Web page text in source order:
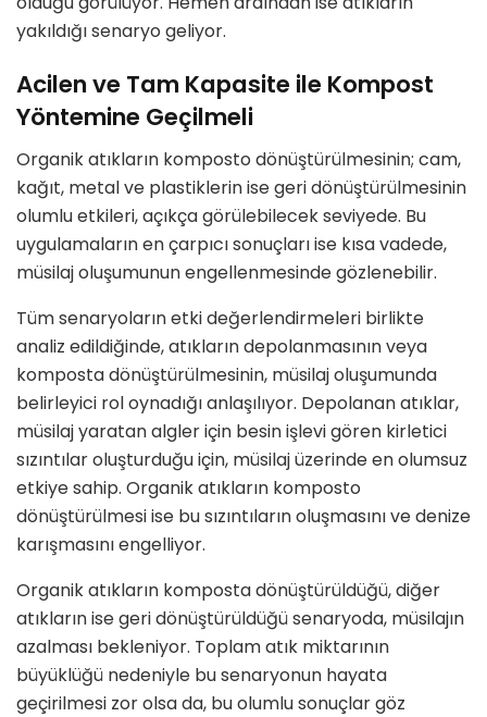
yakıldığı senaryo geliyor.
Acilen ve Tam Kapasite ile Kompost
Yöntemine Geçilmeli
Organik atıkların komposto dönüştürülmesinin; cam,
kağıt, metal ve plastiklerin ise geri dönüştürülmesinin
olumlu etkileri, açıkça görülebilecek seviyede. Bu
uygulamaların en çarpıcı sonuçları ise kısa vadede,
müsilaj oluşumunun engellenmesinde gözlenebilir.
Tüm senaryoların etki değerlendirmeleri birlikte
analiz edildiğinde, atıkların depolanmasının veya
komposta dönüştürülmesinin, müsilaj oluşumunda
belirleyici rol oynadığı anlaşılıyor. Depolanan atıklar,
müsilaj yaratan algler için besin işlevi gören kirletici
sızıntılar oluşturduğu için, müsilaj üzerinde en olumsuz
etkiye sahip. Organik atıkların komposto
dönüştürülmesi ise bu sızıntıların oluşmasını ve denize
karışmasını engelliyor.
Organik atıkların komposta dönüştürüldüğü, diğer
atıkların ise geri dönüştürüldüğü senaryoda, müsilajın
azalması bekleniyor. Toplam atık miktarının
büyüklüğü nedeniyle bu senaryonun hayata
geçirilmesi zor olsa da, bu olumlu sonuçlar göz